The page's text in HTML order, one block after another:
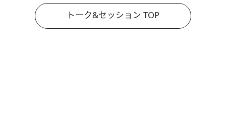
トーク&セッション TOP